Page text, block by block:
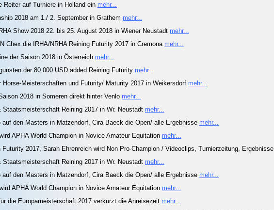
Reiter auf Turniere in Holland ein mehr...
2018 am 1./ 2. September in Grathem mehr...
Show 2018 22. bis 25. August 2018 in Wiener Neustadt mehr...
Chex die IRHA/NRHA Reining Futurity 2017 in Cremona mehr...
der Saison 2018 in Österreich mehr...
der 80.000 USD added Reining Futurity mehr...
Horse-Meisterschaften und Futurity/ Maturity 2017 in Weikersdorf mehr...
2018 in Someren direkt hinter Venlo mehr...
Reining 2017 in Wr. Neustadt mehr...
den Masters in Matzendorf, Cira Baeck die Open/ alle Ergebnisse mehr...
APHA World Champion in Novice Amateur Equitation mehr...
2017, Sarah Ehrenreich wird Non Pro-Champion / Videoclips, Turnierzeitung, Ergebnisse
Reining 2017 in Wr. Neustadt mehr...
den Masters in Matzendorf, Cira Baeck die Open/ alle Ergebnisse mehr...
APHA World Champion in Novice Amateur Equitation mehr...
die Europameisterschaft 2017 verkürzt die Anreisezeit mehr...